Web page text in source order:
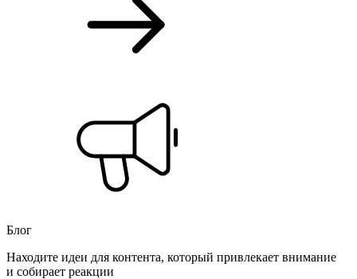
Блог
Находите идеи для контента, который привлекает внимание
и собирает реакции